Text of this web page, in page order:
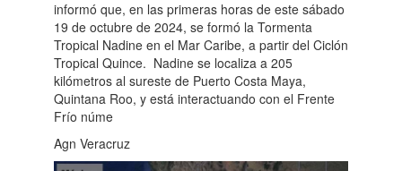
informó que, en las primeras horas de este sábado
19 de octubre de 2024, se formó la Tormenta
Tropical Nadine en el Mar Caribe, a partir del Ciclón
Tropical Quince. Nadine se localiza a 205
kilómetros al sureste de Puerto Costa Maya,
Quintana Roo, y está interactuando con el Frente
Frío núme
Agn Veracruz